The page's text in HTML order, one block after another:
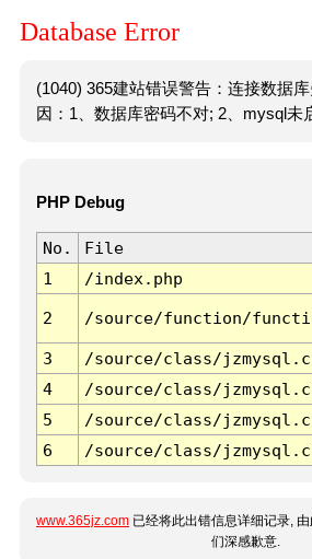
Database Error
(1040) 365建站错误警告：连接数据
因：1、数据库密码不对; 2、mysql未
PHP Debug
No. File
1
/index.php
2 /source/function/
3 /source/class/
4
/source/class/
5
/source/class/
6
/source/class/
www.365jz.com 已经将此出错信息详细记录,
们深感歉意.